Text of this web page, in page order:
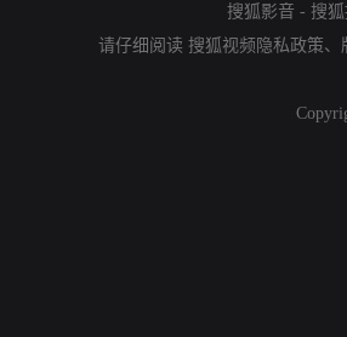
搜狐影音 - 搜
请仔细阅读 搜狐视频隐私政策、